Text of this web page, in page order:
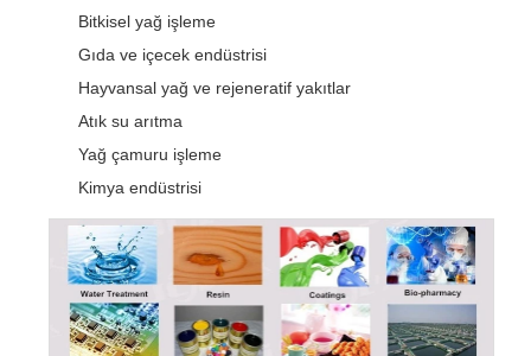
Bitkisel yağ işleme
Gıda ve içecek endüstrisi
Hayvansal yağ ve rejeneratif yakıtlar
Atık su arıtma
Yağ çamuru işleme
Kimya endüstrisi